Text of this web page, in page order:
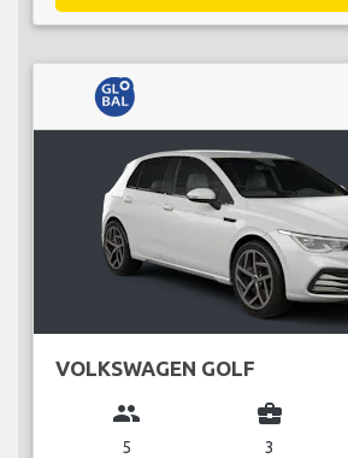
VOLKSWAGEN GOLF
group
5
business_center
3